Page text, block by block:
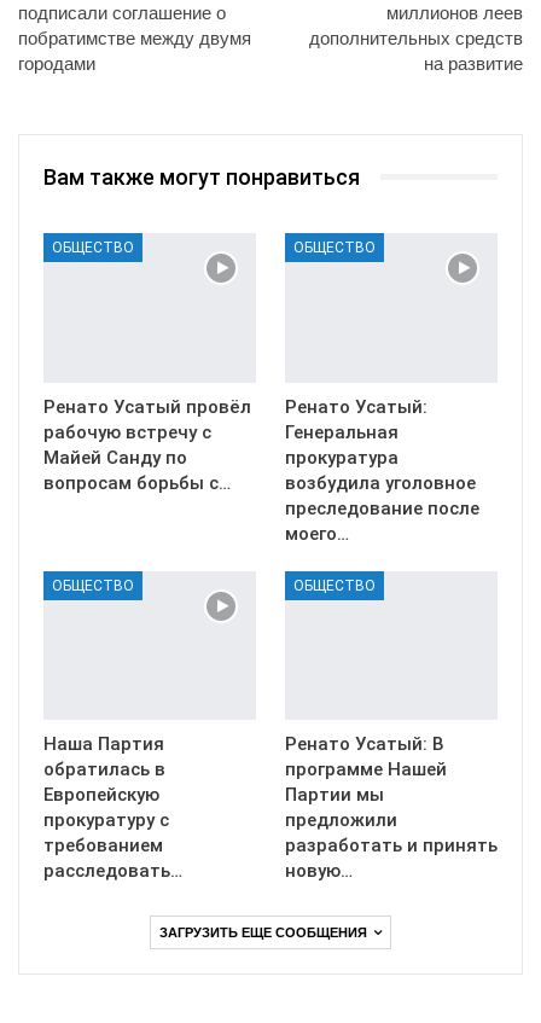
подписали соглашение о
побратимстве между двумя
городами
миллионов леев
дополнительных средств
на развитие
Вам также могут понравиться
ОБЩЕСТВО
Ренато Усатый провёл
рабочую встречу с
Майей Санду по
вопросам борьбы с…
ОБЩЕСТВО
Ренато Усатый:
Генеральная
прокуратура
возбудила уголовное
преследование после
моего…
ОБЩЕСТВО
Наша Партия
обратилась в
Европейскую
прокуратуру с
требованием
расследовать…
ОБЩЕСТВО
Ренато Усатый: В
программе Нашей
Партии мы
предложили
разработать и принять
новую…
ЗАГРУЗИТЬ ЕЩЕ СООБЩЕНИЯ